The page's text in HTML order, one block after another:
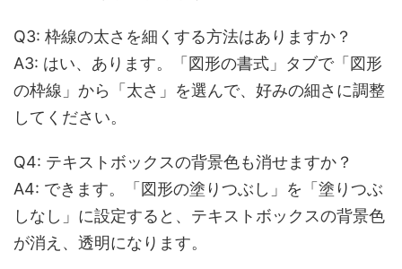
Q3: 枠線の太さを細くする方法はありますか？
A3: はい、あります。「図形の書式」タブで「図形
の枠線」から「太さ」を選んで、好みの細さに調整
してください。
Q4: テキストボックスの背景色も消せますか？
A4: できます。「図形の塗りつぶし」を「塗りつぶ
しなし」に設定すると、テキストボックスの背景色
が消え、透明になります。